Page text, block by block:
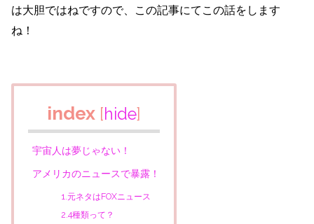
は大胆ではねですので、この記事にてこの話をします
ね！
index [hide]
宇宙人は夢じゃない！
アメリカのニュースで暴露！
1.元ネタはFOXニュース
2.4種類って？